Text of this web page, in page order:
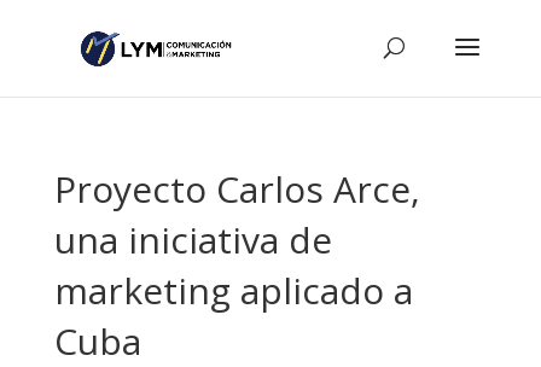
Proyecto Carlos Arce,
una iniciativa de
marketing aplicado a
Cuba